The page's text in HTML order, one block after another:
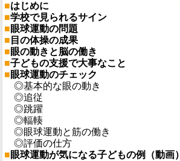
■はじめに
■学校で見られるサイン
■眼球運動の問題
■ 目の体操の成果
■眼の動きと脳の働き
■子どもの支援で大事なこと
■眼球運動のチェック
◎基本的な眼の動き
◎追従
◎跳躍
◎輻輳
◎眼球運動と筋の働き
◎評価の仕方
■眼球運動が気になる子どもの例（動画）